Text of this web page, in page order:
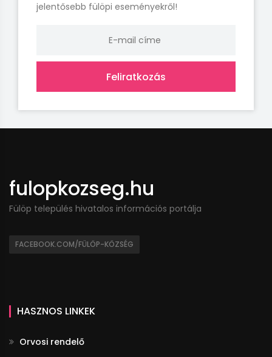
jelentősebb fülöpi eseményekről!
Feliratkozás
fulopkozseg.hu
Fülöp település hivatalos információs portálja
FACEBOOK.COM/FÜLÖP-KÖZSÉG
HASZNOS LINKEK
Orvosi rendelő